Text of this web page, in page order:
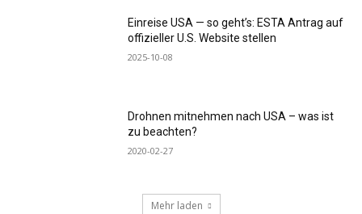
Einreise USA — so geht’s: ESTA Antrag auf
offizieller U.S. Website stellen
2025-10-08
Drohnen mitnehmen nach USA – was ist
zu beachten?
2020-02-27
Mehr laden